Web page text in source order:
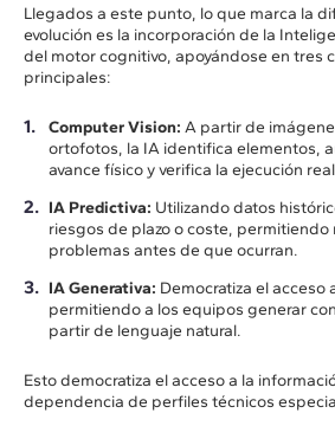
Llegados a este punto, lo que marca la
evolución es la incorporación de la
del motor cognitivo, apoyándose en tres
principales:
Computer Vision: A partir de
ortofotos, la IA identifica elementos,
avance físico y verifica la ejecución
IA Predictiva: Utilizando datos
riesgos de plazo o coste, permitiendo
problemas antes de que ocurran.
IA Generativa: Democratiza el acceso
permitiendo a los equipos generar
partir de lenguaje natural.
Esto democratiza el acceso a la
dependencia de perfiles técnicos